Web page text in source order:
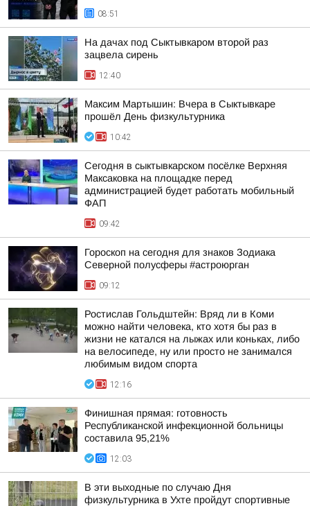
08:51
На дачах под Сыктывкаром второй раз
зацвела сирень
12:40
Максим Мартышин: Вчера в Сыктывкаре
прошёл День физкультурника
10:42
Сегодня в сыктывкарском посёлке Верхняя
Максаковка на площадке перед
администрацией будет работать мобильный
ФАП
09:42
Гороскоп на сегодня для знаков Зодиака
Северной полусферы #астроюрган
09:12
Ростислав Гольдштейн: Вряд ли в Коми
можно найти человека, кто хотя бы раз в
жизни не катался на лыжах или коньках, либо
на велосипеде, ну или просто не занимался
любимым видом спорта
12:16
Финишная прямая: готовность
Республиканской инфекционной больницы
составила 95,21%
12:03
В эти выходные по случаю Дня
физкультурника в Ухте пройдут спортивные